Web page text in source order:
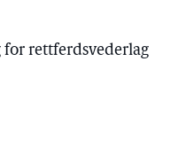
rettferdsvederlag